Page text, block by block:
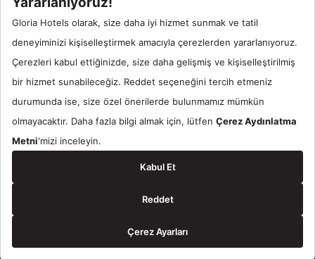
Rezervasyon
Call Center : 90 242 710 06 00
Otel Santral : 90534 461 97 97
Gloria Hotels & Resorts bir